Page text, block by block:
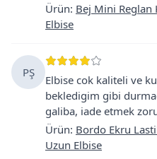
Ürün: Bej Mini Reglan
Elbise
PŞ
Elbise cok kaliteli ve
bekledigim gibi
galiba, iade etmek
Ürün: Bordo Ekru
Uzun Elbise